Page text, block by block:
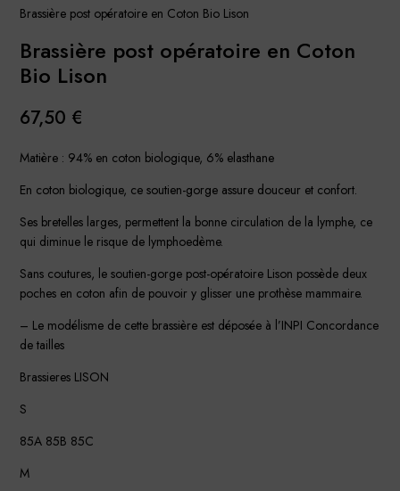
Brassière post opératoire en Coton Bio Lison
Brassière post opératoire en Coton
Bio Lison
67,50 €
Matière : 94% en coton biologique, 6% elasthane
En coton biologique, ce soutien-gorge assure douceur et confort.
Ses bretelles larges, permettent la bonne circulation de la lymphe, ce
qui diminue le risque de lymphoedème.
Sans coutures, le soutien-gorge post-opératoire Lison possède deux
poches en coton afin de pouvoir y glisser une prothèse mammaire.
– Le modélisme de cette brassière est déposée à l’INPI Concordance
de tailles
Brassieres LISON
S
85A 85B 85C
M